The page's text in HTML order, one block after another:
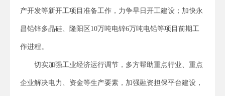
产开发等新开工项目准备工作，力争早日开工建设；加快永
昌铅锌多晶硅、隆阳区10万吨电锌6万吨电铅等项目前期工
作进程。
切实加强工业经济运行调节，多方帮助重点行业、重点
企业解决电力、资金等生产要素，加强融资担保平台建设，